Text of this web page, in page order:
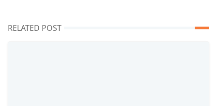
RELATED POST